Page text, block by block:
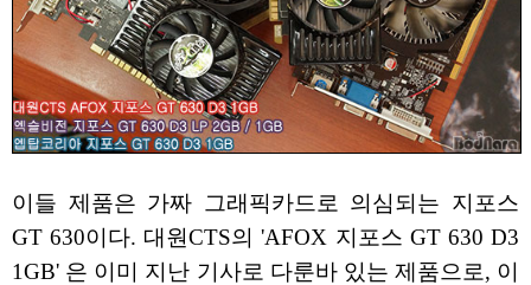
이들 제품은 가짜 그래픽카드로 의심되는 지포스
GT 630이다. 대원CTS의 'AFOX 지포스 GT 630 D3
1GB' 은 이미 지난 기사로 다룬바 있는 제품으로, 이